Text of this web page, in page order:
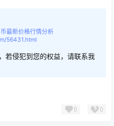
最新价格行情分析
56431.html
若侵犯到您的权益，请联系我
0 0